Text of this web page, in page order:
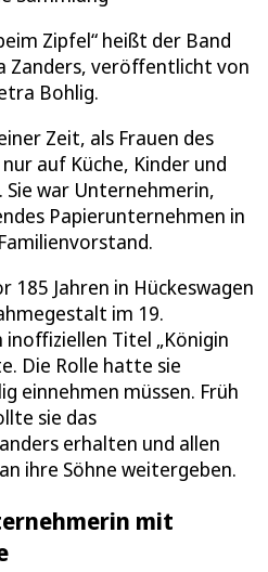
Zipfel“ heißt der Band
Zanders, veröffentlicht von
Bohlig.
Zeit, als Frauen des
auf Küche, Kinder und
war Unternehmerin,
Papierunternehmen in
185 Jahren in Hückeswagen
im 19.
inoffiziellen Titel „Königin
Die Rolle hatte sie
einnehmen müssen. Früh
sie das
erhalten und allen
ihre Söhne weitergeben.
mit